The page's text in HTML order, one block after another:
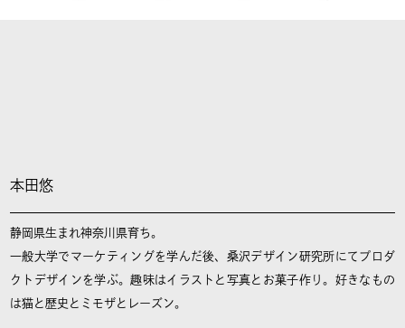
本田悠
静岡県生まれ神奈川県育ち。
一般大学でマーケティングを学んだ後、桑沢デザイン研究所にてプロダ
クトデザインを学ぶ。趣味はイラストと写真とお菓子作り。好きなもの
は猫と歴史とミモザとレーズン。